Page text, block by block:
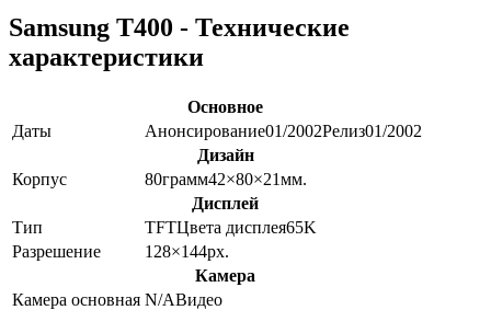
Samsung T400 - Технические
характеристики
Основное
Даты
Анонсирование01/2002Релиз01/2002
Дизайн
Корпус
80грамм42×80×21мм.
Дисплей
Тип
TFTЦвета дисплея65K
Разрешение
128×144px.
Камера
Камера основная N/AВидео